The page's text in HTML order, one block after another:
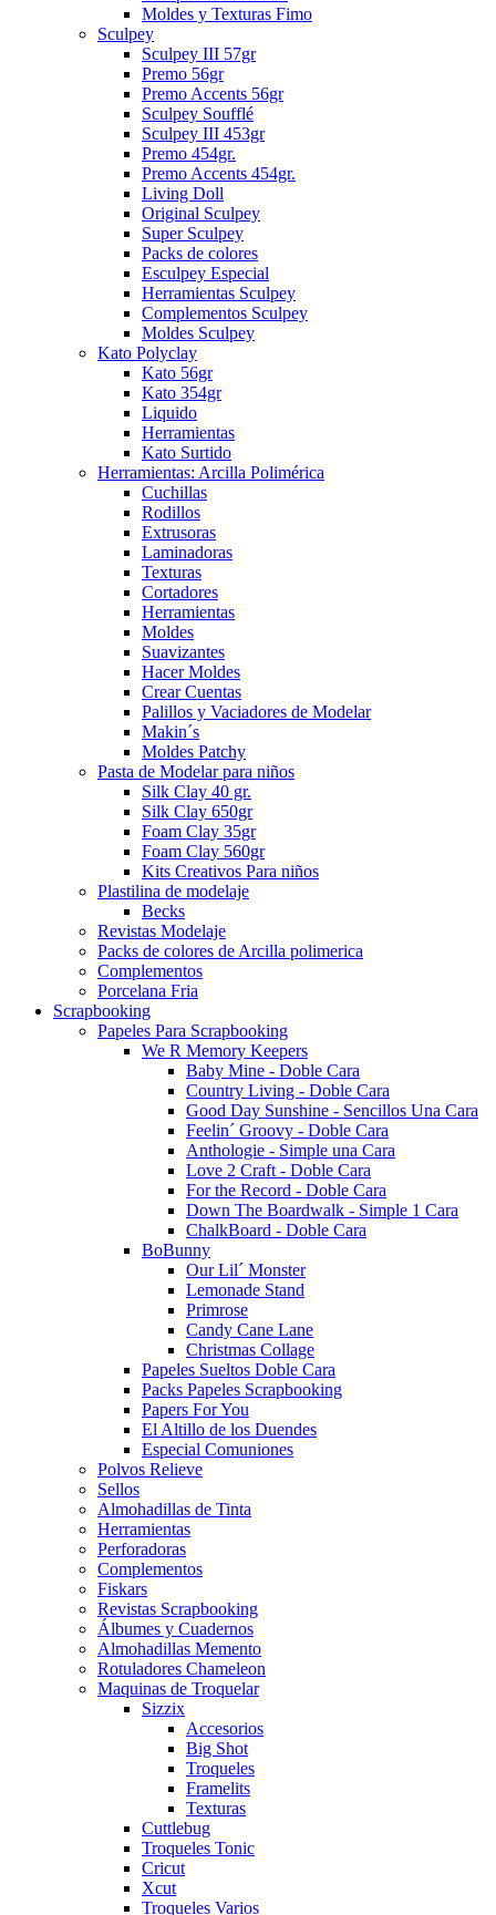
Moldes y Texturas Fimo
Sculpey
Sculpey III 57gr
Premo 56gr
Premo Accents 56gr
Sculpey Soufflé
Sculpey III 453gr
Premo 454gr.
Premo Accents 454gr.
Living Doll
Original Sculpey
Super Sculpey
Packs de colores
Esculpey Especial
Herramientas Sculpey
Complementos Sculpey
Moldes Sculpey
Kato Polyclay
Kato 56gr
Kato 354gr
Liquido
Herramientas
Kato Surtido
Herramientas: Arcilla Polimérica
Cuchillas
Rodillos
Extrusoras
Laminadoras
Texturas
Cortadores
Herramientas
Moldes
Suavizantes
Hacer Moldes
Crear Cuentas
Palillos y Vaciadores de Modelar
Makin´s
Moldes Patchy
Pasta de Modelar para niños
Silk Clay 40 gr.
Silk Clay 650gr
Foam Clay 35gr
Foam Clay 560gr
Kits Creativos Para niños
Plastilina de modelaje
Becks
Revistas Modelaje
Packs de colores de Arcilla polimerica
Complementos
Porcelana Fria
Scrapbooking
Papeles Para Scrapbooking
We R Memory Keepers
Baby Mine - Doble Cara
Country Living - Doble Cara
Good Day Sunshine - Sencillos Una Cara
Feelin´ Groovy - Doble Cara
Anthologie - Simple una Cara
Love 2 Craft - Doble Cara
For the Record - Doble Cara
Down The Boardwalk - Simple 1 Cara
ChalkBoard - Doble Cara
BoBunny
Our Lil´ Monster
Lemonade Stand
Primrose
Candy Cane Lane
Christmas Collage
Papeles Sueltos Doble Cara
Packs Papeles Scrapbooking
Papers For You
El Altillo de los Duendes
Especial Comuniones
Polvos Relieve
Sellos
Almohadillas de Tinta
Herramientas
Perforadoras
Complementos
Fiskars
Revistas Scrapbooking
Álbumes y Cuadernos
Almohadillas Memento
Rotuladores Chameleon
Maquinas de Troquelar
Sizzix
Accesorios
Big Shot
Troqueles
Framelits
Texturas
Cuttlebug
Troqueles Tonic
Cricut
Xcut
Troqueles Varios